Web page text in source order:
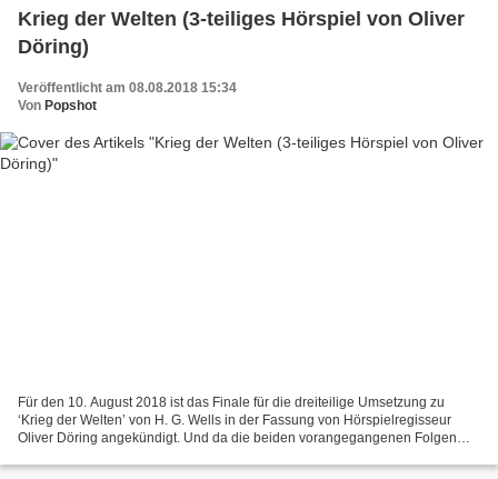
Krieg der Welten (3-teiliges Hörspiel von Oliver
Döring)
Veröffentlicht am 08.08.2018 15:34
Von Popshot
Für den 10. August 2018 ist das Finale für die dreiteilige Umsetzung zu
‘Krieg der Welten’ von H. G. Wells in der Fassung von Hörspielregisseur
Oliver Döring angekündigt. Und da die beiden vorangegangenen Folgen